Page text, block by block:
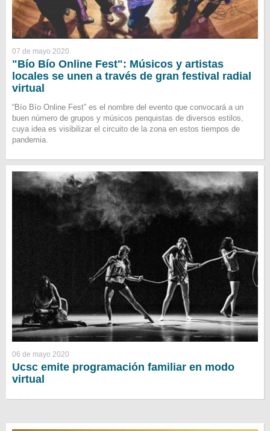
07 de mayo 2020
"Bío Bío Online Fest": Músicos y artistas
locales se unen a través de gran festival radial
virtual
“Bío Bío Online Fest” es el nombre del evento que convocará a un
buen número de grupos y músicos penquistas de diversos estilos,
cuya idea es visibilizar el circuito de la zona en estos tiempos de
pandemia.
06 de mayo 2020
Ucsc emite programación familiar en modo
virtual